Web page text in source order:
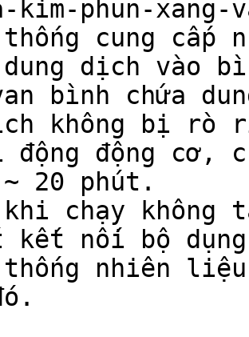
kim-phun-
cung cấp
dịch vào
bình chứa
không bị rò
động cơ,
20 phút.
chạy không
kết nối bộ
nhiên